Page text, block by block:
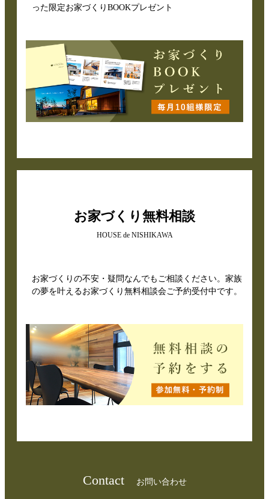
った限定お家づくりBOOKプレゼント
お家づくり無料相談
HOUSE de NISHIKAWA
お家づくりの不安・疑問なんでもご相談ください。家族
の夢を叶えるお家づくり無料相談会ご予約受付中です。
Contact お問い合わせ